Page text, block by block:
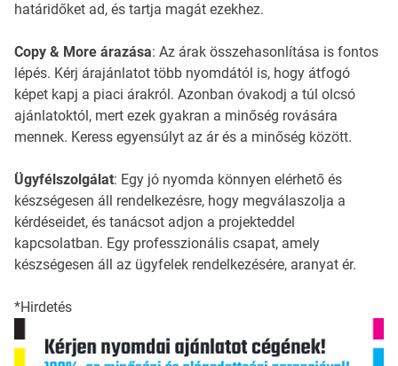
határidőket ad, és tartja magát ezekhez.
Copy & More árazása: Az árak összehasonlítása is fontos
lépés. Kérj árajánlatot több nyomdától is, hogy átfogó
képet kapj a piaci árakról. Azonban óvakodj a túl olcsó
ajánlatoktól, mert ezek gyakran a minőség rovására
mennek. Keress egyensúlyt az ár és a minőség között.
Ügyfélszolgálat: Egy jó nyomda könnyen elérhető és
készségesen áll rendelkezésre, hogy megválaszolja a
kérdéseidet, és tanácsot adjon a projekteddel
kapcsolatban. Egy professzionális csapat, amely
készségesen áll az ügyfelek rendelkezésére, aranyat ér.
*Hirdetés